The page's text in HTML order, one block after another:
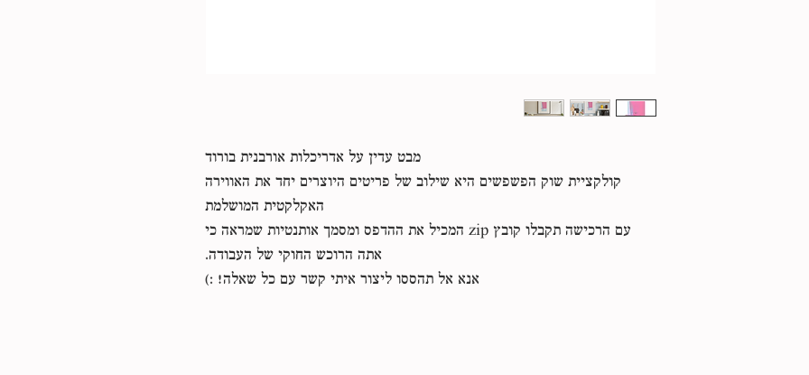
מבט עדין על אדריכלות אורבנית בורוד
קולקציית שוק הפשפשים היא שילוב של פריטים היוצרים יחד את האווירה
האקלקטית המושלמת
עם הרכישה תקבלו קובץ zip המכיל את ההדפס ומסמך אותנטיות שמראה כי
אתה הרוכש החוקי של העבודה.
אנא אל תהססו ליצור איתי קשר עם כל שאלה! :)